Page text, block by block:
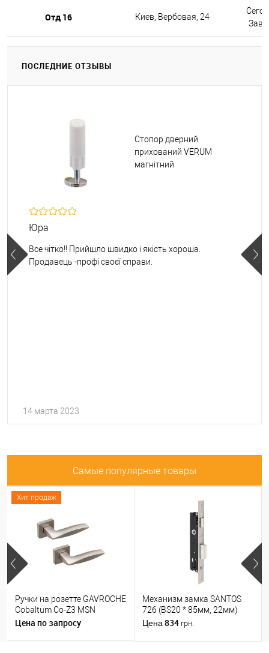
Отд 16 Киев, Вербовая, 24
ПОСЛЕДНИЕ ОТЗЫВЫ
Стопор дверний
прихований VERUM
магнітний
Юра
Все чітко!! Прийшло швидко і якість хороша.
Продавець -профі своєї справи.
14 марта 2023
Самые популярные товары
Хит продаж
Ручки на розетте GAVROCHE
Cobaltum Co-Z3 MSN
матовый никель
Цена по запросу
Механизм замка SANTOS
726 (BS20 * 85мм, 22мм)
матовый хром
Цена 834 грн.